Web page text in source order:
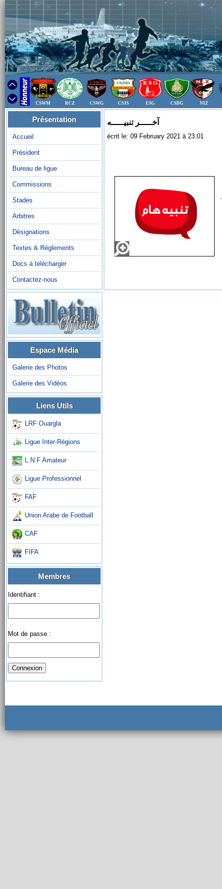
CSWM RCZ CSWG CSJS ESG CSDG NIZ
Présentation
Accueil
Président
Bureau de ligue
Commissions
Stades
Arbitres
Désignations
Textes & Réglements
Docs à télécharger
Contactez-nous
Espace Média
Galerie des Photos
Galerie des Vidéos
Liens Utils
LRF Ouargla
Ligue Inter-Régions
L.N.F Amateur
Ligue Professionnel
FAF
Union Arabe de Football
CAF
FIFA
Membres
Identifiant :
Mot de passe :
آخـــــر تنبيـــــه
écrit le: 09 February 2021 à 23:01